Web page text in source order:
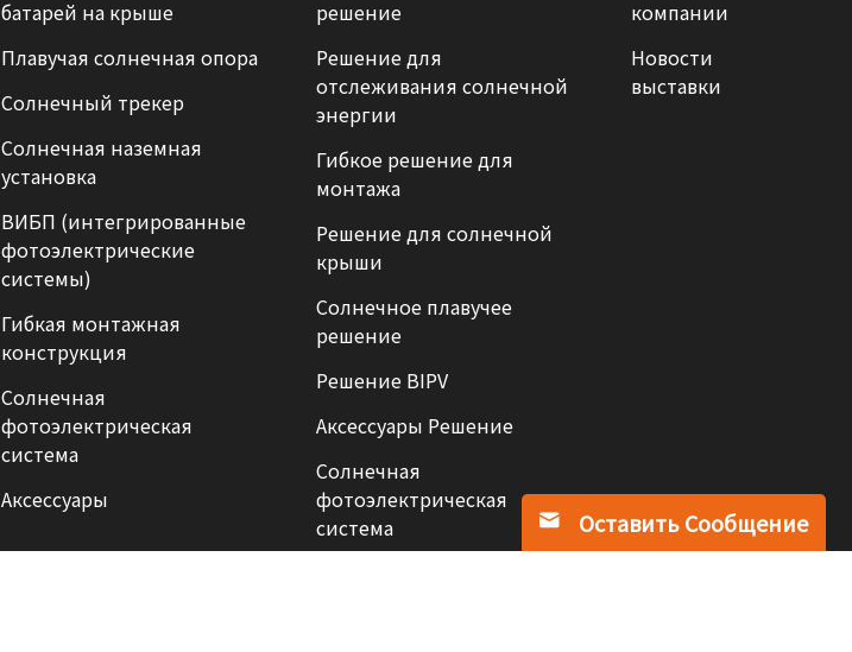
батарей на крыше
Плавучая солнечная опора
Солнечный трекер
Солнечная наземная
установка
ВИБП (интегрированные
фотоэлектрические
системы)
Гибкая монтажная
конструкция
Солнечная
фотоэлектрическая
система
Аксессуары
решение
Решение для
отслеживания солнечной
энергии
Гибкое решение для
монтажа
Решение для солнечной
крыши
Солнечное плавучее
решение
Решение BIPV
Аксессуары Решение
Солнечная
фотоэлектрическая
система
компании
Новости
выставки
Оставить Сообщение